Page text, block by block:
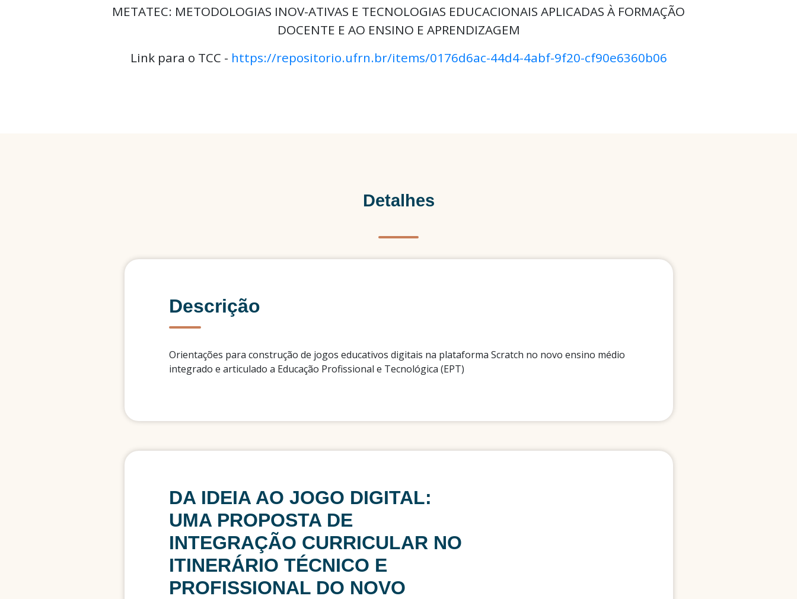
METATEC: METODOLOGIAS INOV-ATIVAS E TECNOLOGIAS EDUCACIONAIS APLICADAS À FORMAÇÃO
DOCENTE E AO ENSINO E APRENDIZAGEM
Link para o TCC - https://repositorio.ufrn.br/items/0176d6ac-44d4-4abf-9f20-cf90e6360b06
Detalhes
Descrição
Orientações para construção de jogos educativos digitais na plataforma Scratch no novo ensino médio
integrado e articulado a Educação Profissional e Tecnológica (EPT)
DA IDEIA AO JOGO DIGITAL:
UMA PROPOSTA DE
INTEGRAÇÃO CURRICULAR NO
ITINERÁRIO TÉCNICO E
PROFISSIONAL DO NOVO